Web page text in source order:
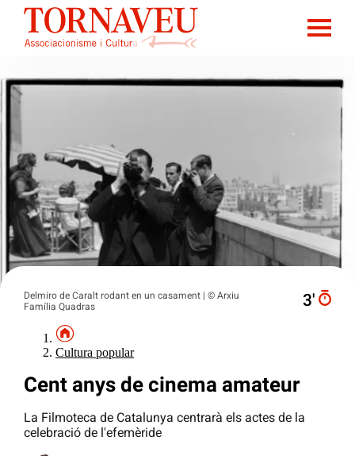
Delmiro de Caralt rodant en un casament | © Arxiu
Família Quadras
3′
Cultura popular
Cent anys de cinema amateur
La Filmoteca de Catalunya centrarà els actes de la
celebració de l'efemèride